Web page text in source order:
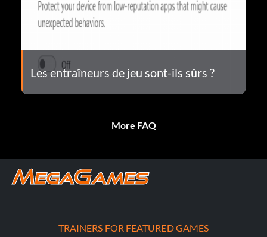
Les entraîneurs de jeu sont-ils sûrs ?
More FAQ
TRAINERS FOR FEATURED GAMES